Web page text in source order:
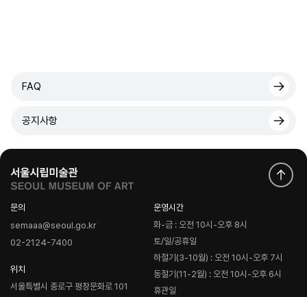
FAQ
공지사항
문의
semaaa@seoul.go.kr
02-2124-7400
위치
서울특별시 종로구 평창문화로 101
운영시간
화-금 : 오전 10시-오후 8시
토/일/공휴일
하절기(3-10월) : 오전 10시-오후 7시
동절기(11-2월) : 오전 10시-오후 6시
휴관일